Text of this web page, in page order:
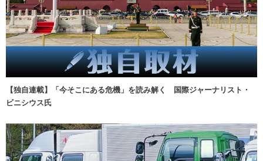
【独自連載】「今そこにある危機」を読み解く 国際ジャーナリスト・
ビニシウス氏